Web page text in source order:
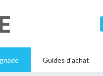
Guides d'achat